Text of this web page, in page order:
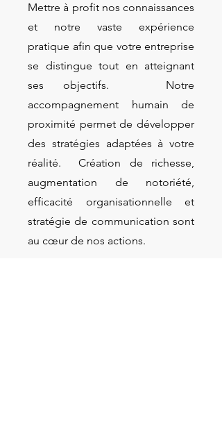
Mettre à profit nos connaissances
et notre vaste expérience
pratique afin que votre entreprise
se distingue tout en atteignant
ses objectifs. Notre
accompagnement humain de
proximité permet de développer
des stratégies adaptées à votre
réalité. Création de richesse,
augmentation de notoriété,
efficacité organisationnelle et
stratégie de communication sont
au cœur de nos actions.